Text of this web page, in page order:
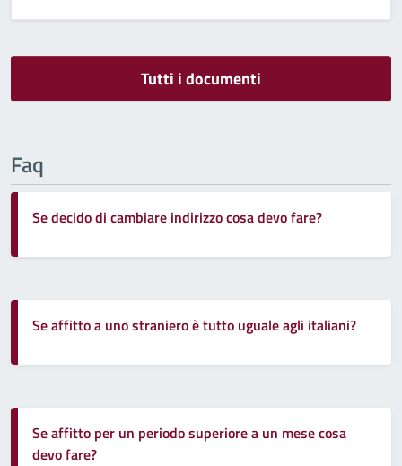
Tutti i documenti
Faq
Se decido di cambiare indirizzo cosa devo fare?
Se affitto a uno straniero è tutto uguale agli italiani?
Se affitto per un periodo superiore a un mese cosa
devo fare?